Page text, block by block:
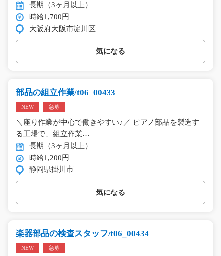
長期（3ヶ月以上）
時給1,700円
大阪府大阪市淀川区
気になる
部品の組立作業/t06_00433
NEW 急募
＼座り作業が中心で働きやすい♪／ ピアノ部品を製造す
る工場で、組立作業…
長期（3ヶ月以上）
時給1,200円
静岡県掛川市
気になる
楽器部品の検査スタッフ/t06_00434
NEW 急募